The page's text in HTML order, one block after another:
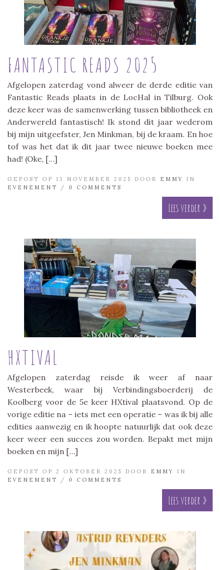
FANTASTIC READS 2025
Afgelopen zaterdag vond alweer de derde editie van
Fantastic Reads plaats in de LocHal in Tilburg. Ook
deze keer was de samenwerking tussen bibliotheek en
Anderwereld fantastisch! Ik stond dit jaar wederom
bij mijn uitgeefster, Jen Minkman, bij de kraam. En hoe
tof was het dat ik dit jaar twee nieuwe boeken mee
had! (Oke, […]
GEPOST OP 13 NOVEMBER 2025 DOOR EMMY
IN
EVENEMENT
/ 0 COMMENTS
Lees verder »
HXTIVAL
Afgelopen zaterdag reisde ik weer af naar
Westerbeek, waar bij Verbindingsboerderij de
Koolberg voor de 5e keer HXtival plaatsvond. Op de
vorige editie na – iets met een operatie – was ik bij alle
edities aanwezig en ik hoopte natuurlijk dat ook deze
keer weer een succes zou worden. Bepakt met mijn
boeken en mijn […]
GEPOST OP 2 OKTOBER 2025 DOOR EMMY
IN
EVENEMENT
/ 0 COMMENTS
Lees verder »